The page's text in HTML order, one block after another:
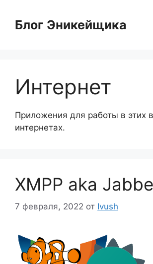
содержимому
Блог Эникейщика
Интернет
Приложения для работы в этих
интернетах.
XMPP aka
7 февраля, 2022 от Ivush